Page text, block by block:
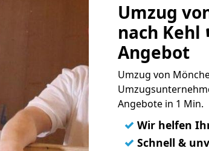
Umzug
nach Kehl
Angebot
Umzug von
Angebote in 1 Min.
✓ Wir helfen
✓ Schnell &